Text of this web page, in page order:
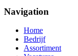
Navigation
Home
Bedrijf
Assortiment